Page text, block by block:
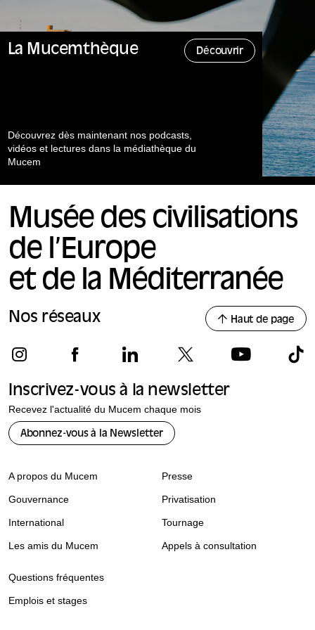
La Mucemthèque Découvrir
Découvrez dès maintenant nos podcasts,
vidéos et lectures dans la médiathèque du
Mucem
Musée des civilisations
de l’Europe
et de la Méditerranée
Nos réseaux Haut de page
Inscrivez-vous à la newsletter
Recevez l'actualité du Mucem chaque mois
Abonnez-vous à la Newsletter
A propos du Mucem
Gouvernance
International
Les amis du Mucem
Presse
Privatisation
Tournage
Appels à consultation
Questions fréquentes
Emplois et stages